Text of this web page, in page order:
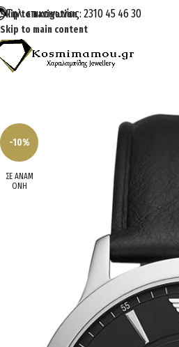
Skip to navigation
Skip to main content
Τηλ. επικοινωνίας: 2310 45 46 30
-10%
ΣΕ ΑΝΑΜ
ΟΝΗ